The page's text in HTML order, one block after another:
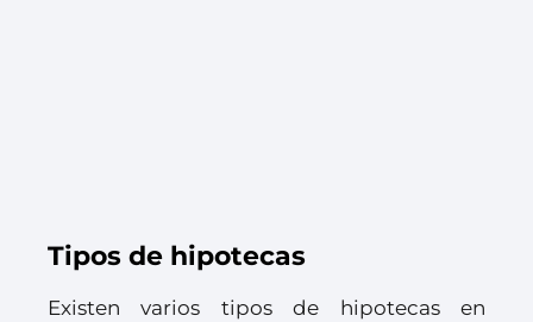
Tipos de hipotecas
Existen varios tipos de hipotecas en